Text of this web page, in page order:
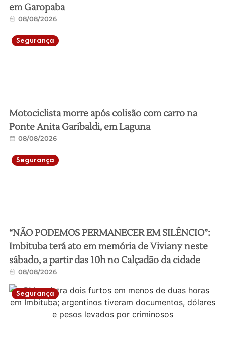
em Garopaba
08/08/2026
Segurança
Motociclista morre após colisão com carro na
Ponte Anita Garibaldi, em Laguna
08/08/2026
Segurança
“NÃO PODEMOS PERMANECER EM SILÊNCIO”:
Imbituba terá ato em memória de Viviany neste
sábado, a partir das 10h no Calçadão da cidade
08/08/2026
Segurança